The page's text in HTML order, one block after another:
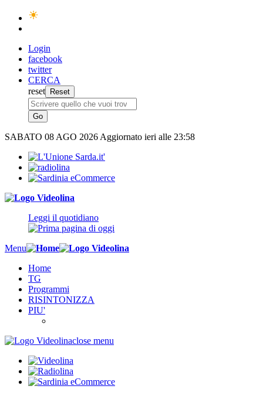
Login
facebook
twitter
CERCA
reset
SABATO 08 AGO 2026 Aggiornato ieri alle 23:58
Leggi il quotidiano
Menu
Home
TG
Programmi
RISINTONIZZA
PIU'
close menu